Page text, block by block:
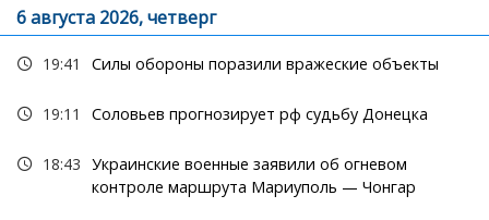
6 августа 2026, четверг
19:41 Силы обороны поразили вражеские объекты
19:11 Соловьев прогнозирует рф судьбу Донецка
18:43 Украинские военные заявили об огневом
контроле маршрута Мариуполь — Чонгар